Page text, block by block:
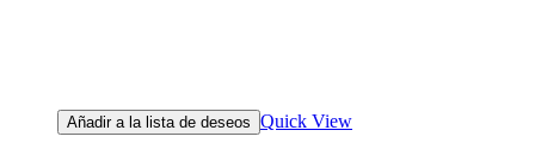
Añadir a la lista de deseos Quick View